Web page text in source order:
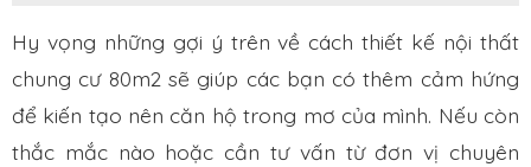
Hy vọng những gợi ý trên về cách thiết kế nội thất
chung cư 80m2 sẽ giúp các bạn có thêm cảm hứng
để kiến tạo nên căn hộ trong mơ của mình. Nếu còn
thắc mắc nào hoặc cần tư vấn từ đơn vị chuyên